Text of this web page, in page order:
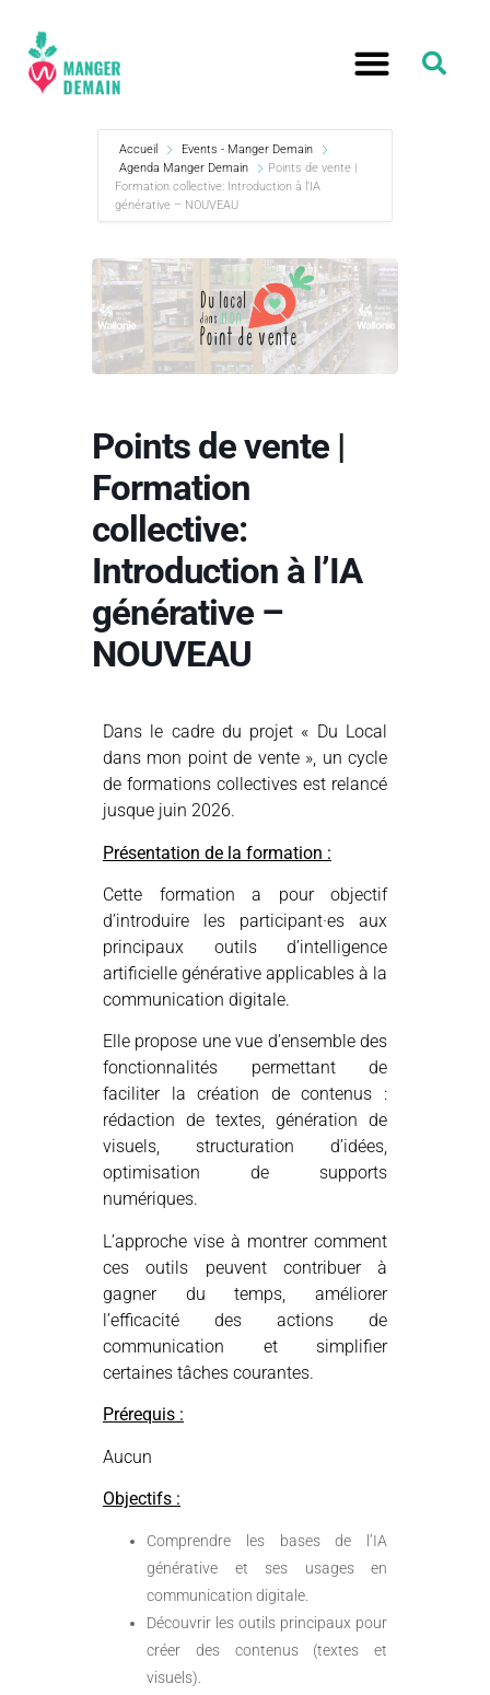
Accueil
Events - Manger Demain
Agenda Manger Demain
Points de vente |
Formation collective: Introduction à l’IA
générative – NOUVEAU
Points de vente |
Formation
collective:
Introduction à l’IA
générative –
NOUVEAU
Dans le cadre du projet « Du Local
dans mon point de vente », un cycle
de formations collectives est relancé
jusque juin 2026.
Présentation de la formation :
Cette formation a pour objectif
d’introduire les participant·es aux
principaux outils d’intelligence
artificielle générative applicables à la
communication digitale.
Elle propose une vue d’ensemble des
fonctionnalités permettant de
faciliter la création de contenus :
rédaction de textes, génération de
visuels, structuration d’idées,
optimisation de supports
numériques.
L’approche vise à montrer comment
ces outils peuvent contribuer à
gagner du temps, améliorer
l’efficacité des actions de
communication et simplifier
certaines tâches courantes.
Prérequis :
Aucun
Objectifs :
Comprendre les bases de l’IA
générative et ses usages en
communication digitale.
Découvrir les outils principaux pour
créer des contenus (textes et
visuels).